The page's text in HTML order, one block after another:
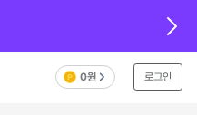
0원 로그인